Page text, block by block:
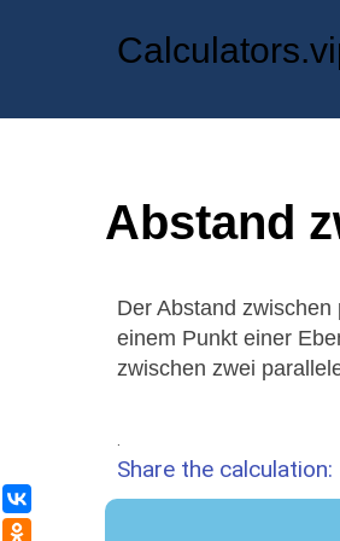
Abstand
Der Abstand
einem Punkt einer
zwischen zwei
Share the calculation:
ВКонтакте